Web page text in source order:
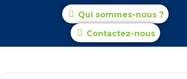
Qui sommes-nous ?
Contactez-nous